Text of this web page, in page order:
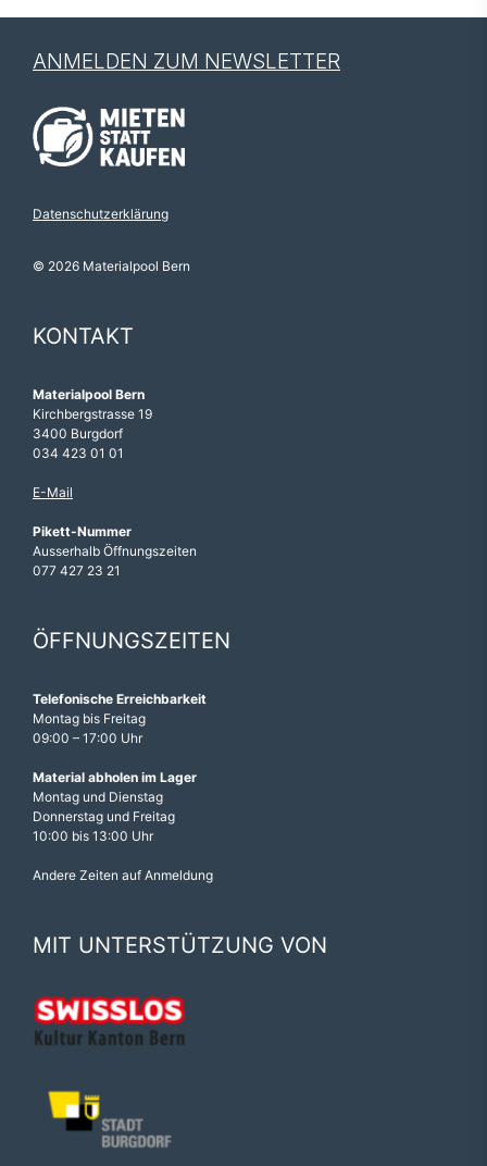
ANMELDEN ZUM NEWSLETTER
Datenschutzerklärung
© 2026 Materialpool Bern
KONTAKT
Materialpool Bern
Kirchbergstrasse 19
3400 Burgdorf
034 423 01 01
E-Mail
Pikett-Nummer
Ausserhalb Öffnungszeiten
077 427 23 21
ÖFFNUNGSZEITEN
Telefonische Erreichbarkeit
Montag bis Freitag
09:00 – 17:00 Uhr
Material abholen im Lager
Montag und Dienstag
Donnerstag und Freitag
10:00 bis 13:00 Uhr
Andere Zeiten auf Anmeldung
MIT UNTERSTÜTZUNG VON